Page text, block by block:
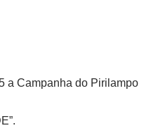
a Campanha do Pirilampo